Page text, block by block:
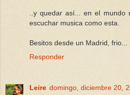
..y quedar así... en el mundo
escuchar musica como esta.
Besitos desde un Madrid,
Responder
Leire domingo, diciembre 20,